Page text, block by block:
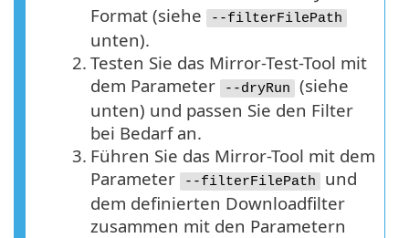
Format (siehe
--filterFilePath
unten).
2. Testen Sie das Mirror-Test-Tool mit
dem Parameter
--dryRun
(siehe
unten) und passen Sie den Filter
bei Bedarf an.
3. Führen Sie das Mirror-Tool mit dem
Parameter
--filterFilePath
und
dem definierten Downloadfilter
zusammen mit den Parametern